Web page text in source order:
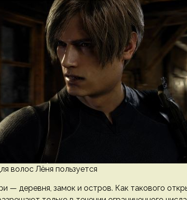
волос Лёня пользуется
— деревня, замок и остров. Как такового